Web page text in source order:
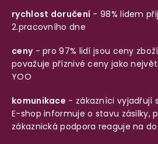
rychlost doručení - 98% lidem
2.pracovního dne
ceny- pro 97% lidí jsou ceny
považuje příznivé ceny jako
YOO
komunikace - zákazníci vyjadřují
E-shop informuje o stavu zásilky,
zákaznická podpora reaguje na